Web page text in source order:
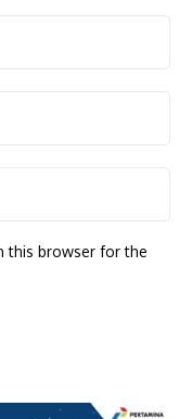
this browser for the